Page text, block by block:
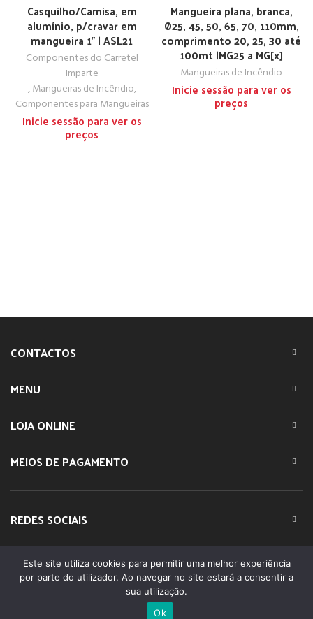
Casquilho/Camisa, em
alumínio, p/cravar em
mangueira 1″ | ASL21
Componentes do Carretel
Imparte
,Mangueiras de Incêndio,
Componentes para Mangueiras
Inicie sessão para ver os
preços
Mangueira plana, branca,
Ø25, 45, 50, 65, 70, 110mm,
comprimento 20, 25, 30 até
100mt |MG25 a MG[x]
Mangueiras de Incêndio
Inicie sessão para ver os
preços
CONTACTOS
MENU
LOJA ONLINE
MEIOS DE PAGAMENTO
REDES SOCIAIS
© 2023 IMPARTE. All Rights Reserved. Desenvolvido por
DOMINIOS.PT
Este site utiliza cookies para permitir uma melhor experiência
por parte do utilizador. Ao navegar no site estará a consentir a
sua utilização.
Ok